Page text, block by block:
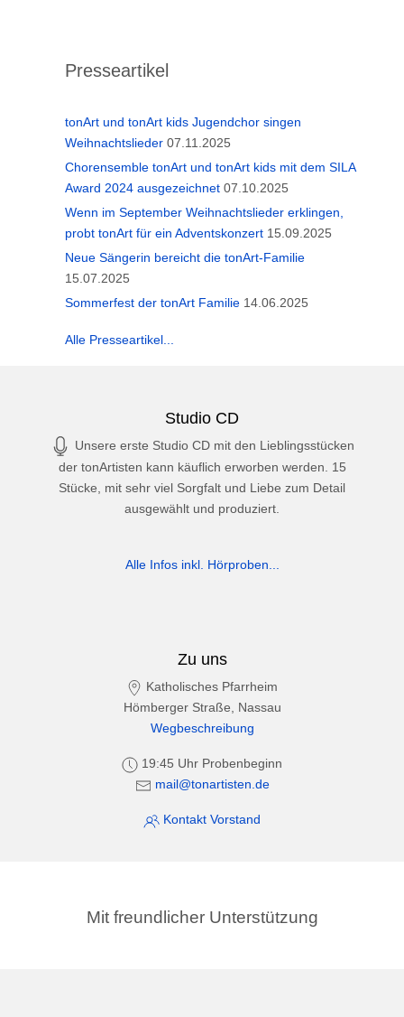
Presseartikel
tonArt und tonArt kids Jugendchor singen
Weihnachtslieder 07.11.2025
Chorensemble tonArt und tonArt kids mit dem SILA
Award 2024 ausgezeichnet 07.10.2025
Wenn im September Weihnachtslieder erklingen,
probt tonArt für ein Adventskonzert 15.09.2025
Neue Sängerin bereicht die tonArt-Familie
15.07.2025
Sommerfest der tonArt Familie 14.06.2025
Alle Presseartikel...
Studio CD
Unsere erste Studio CD mit den Lieblingsstücken
der tonArtisten kann käuflich erworben werden. 15
Stücke, mit sehr viel Sorgfalt und Liebe zum Detail
ausgewählt und produziert.
Alle Infos inkl. Hörproben...
Zu uns
Katholisches Pfarrheim
Hömberger Straße, Nassau
Wegbeschreibung
19:45 Uhr Probenbeginn
mail@tonartisten.de
Kontakt Vorstand
Mit freundlicher Unterstützung